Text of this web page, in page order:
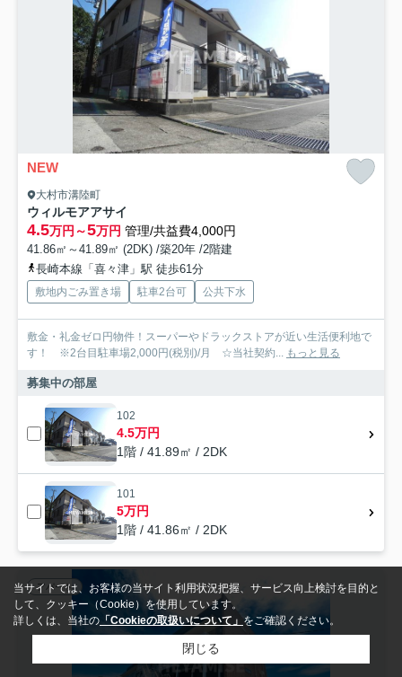
NEW
大村市溝陸町
ウィルモアアサイ
4.5万円～5万円 管理/共益費4,000円
41.86㎡～41.89㎡ (2DK) /築20年 /2階建
長崎本線「喜々津」駅 徒歩61分
敷地内ごみ置き場 駐車2台可 公共下水
敷金・礼金ゼロ円物件！スーパーやドラックストアが近い生活便利地で
す！ ※2台目駐車場2,000円(税別)/月 ☆当社契約...
もっと見る
募集中の部屋
102
4.5万円
1階 / 41.89㎡ / 2DK
101
5万円
1階 / 41.86㎡ / 2DK
アパート
当サイトでは、お客様の当サイト利用状況把握、サービス向上検討を目的と
して、クッキー（Cookie）を使用しています。
詳しくは、当社の 「Cookieの取扱いについて」 をご確認ください。
閉じる